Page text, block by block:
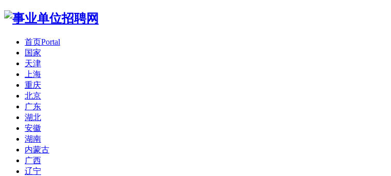
首页Portal
国家
天津
上海
重庆
北京
广东
湖北
安徽
湖南
内蒙古
广西
辽宁